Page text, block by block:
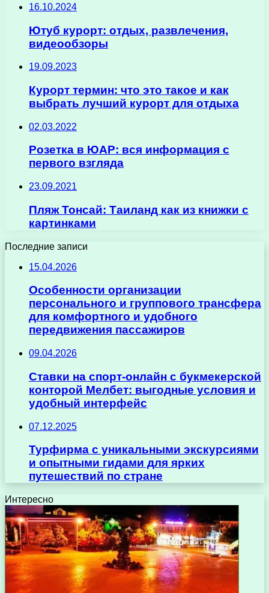
16.10.2024
Ютуб курорт: отдых, развлечения,
видеообзоры
19.09.2023
Курорт термин: что это такое и как
выбрать лучший курорт для отдыха
02.03.2022
Розетка в ЮАР: вся информация с
первого взгляда
23.09.2021
Пляж Тонсай: Таиланд как из книжки с
картинками
Последние записи
15.04.2026
Особенности организации
персонального и группового трансфера
для комфортного и удобного
передвижения пассажиров
09.04.2026
Ставки на спорт-онлайн с букмекерской
конторой Мелбет: выгодные условия и
удобный интерфейс
07.12.2025
Турфирма с уникальными экскурсиями
и опытными гидами для ярких
путешествий по стране
Интересно